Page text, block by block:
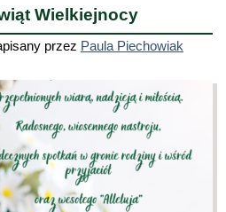
Wielkiejnocy
przez Paula Piechowiak